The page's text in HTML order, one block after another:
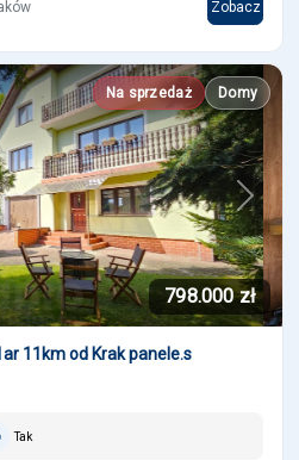
Zobacz
Na sprzedaż Domy
Next
798.000 zł
11km od Krak panele.s
Tak